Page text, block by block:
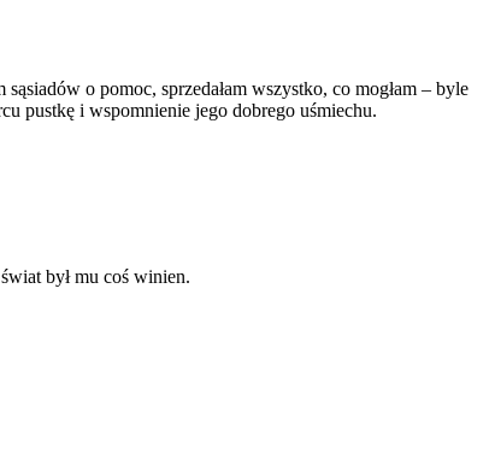
o pomoc, sprzedałam wszystko, co mogłam – byle
pustkę i wspomnienie jego dobrego uśmiechu.
był mu coś winien.